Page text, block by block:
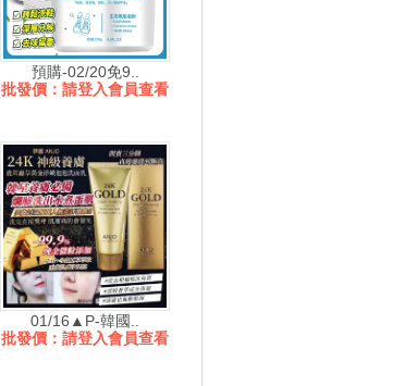
預購-02/20免9..
批發價：請登入會員查看
01/16▲P-韓國..
批發價：請登入會員查看